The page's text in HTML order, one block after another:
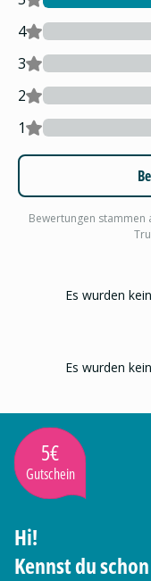
4
3
2
1
Bewertungen
Es wurden
Es wurden
5€
Gutschein
Hi!
Kennst du